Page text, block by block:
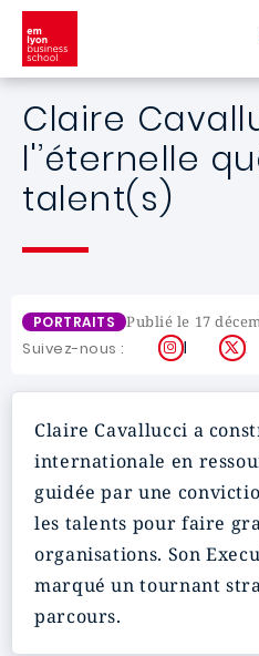
Aller au contenu principal
Claire
l'’éternelle
talent(s)
PORTRAITS Publié le 17
Suivez-nous : Instagram
X
Claire Cavallucci a
internationale en
guidée par une
les talents pour faire
organisations. Son
marqué un tournant
parcours.